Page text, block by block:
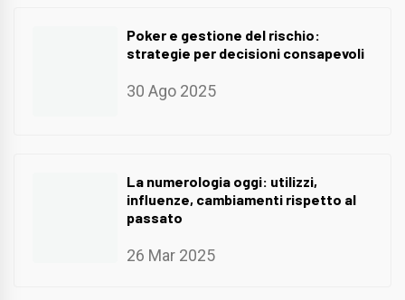
Poker e gestione del rischio:
strategie per decisioni consapevoli
30 Ago 2025
La numerologia oggi: utilizzi,
influenze, cambiamenti rispetto al
passato
26 Mar 2025